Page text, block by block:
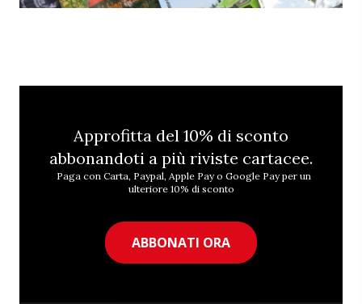
Approfitta del 10% di sconto
abbonandoti a più riviste cartacee.
Paga con Carta, Paypal, Apple Pay o Google Pay per un
ulteriore 10% di sconto
ABBONATI ORA